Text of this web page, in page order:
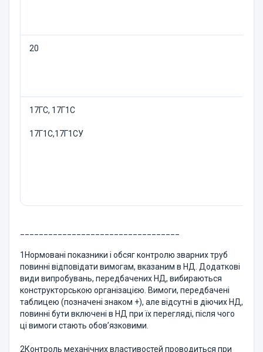
20
17ГС, 17Г1С
17Г1С,17Г1СУ
1Нормовані показники і обсяг контролю зварних труб
повинні відповідати вимогам, вказаним в НД. Додаткові
види випробувань, передбачених НД, вибираються
конструкторською організацією. Вимоги, передбачені
таблицею (позначені знаком +), але відсутні в діючих НД,
повинні бути включені в НД при їх перегляді, після чого
ці вимоги стають обов’язковими.
2Контроль механічних властивостей проводиться при